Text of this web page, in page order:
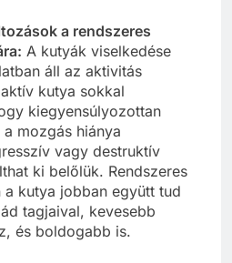
a rendszeres
A kutyák viselkedése
áll az aktivitás
kutya sokkal
kiegyensúlyozottan
mozgás hiánya
vagy destruktív
ki belőlük. Rendszeres
a kutya jobban együtt tud
tagjaival, kevesebb
és boldogabb is.